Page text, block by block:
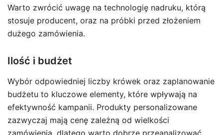
Warto zwrócić uwagę na technologię nadruku, którą
stosuje producent, oraz na próbki przed złożeniem
dużego zamówienia.
Ilość i budżet
Wybór odpowiedniej liczby krówek oraz zaplanowanie
budżetu to kluczowe elementy, które wpływają na
efektywność kampanii. Produkty personalizowane
zazwyczaj mają cenę zależną od wielkości
zamówienia, dlatego warto dobrze przeanalizować